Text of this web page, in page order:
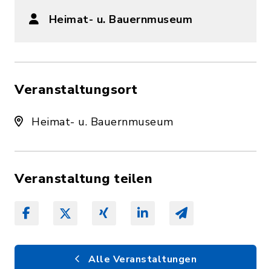
Heimat- u. Bauernmuseum
Veranstaltungsort
Heimat- u. Bauernmuseum
Veranstaltung teilen
Alle Veranstaltungen